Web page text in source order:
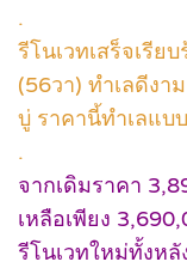
.
รีโนเวทเสร็จเรีย
(56วา) ทำเลดีง
บู่ ราคานี้ทำเลแบ
.
จากเดิมราคา
เหลือเพียง
รีโนเวทใหม่ทั้งหลั